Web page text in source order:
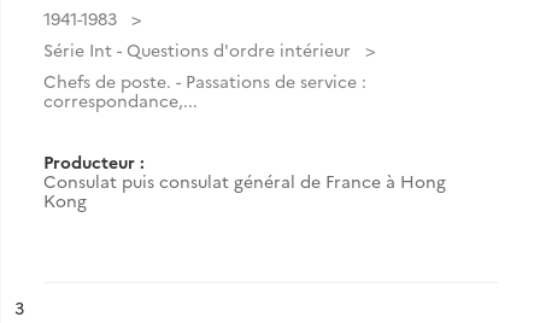
1941-1983
Série Int - Questions d'ordre intérieur
Chefs de poste. - Passations de service :
correspondance,...
Producteur :
Consulat puis consulat général de France à Hong
Kong
n°
3